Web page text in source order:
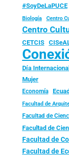
#SoyDeLaPUCE
Biología
Centro
Centro
CETCIS
Día
Mujer
Economía
Facultad de
Facultad de
Facultad de
Facultad de
Facultad de